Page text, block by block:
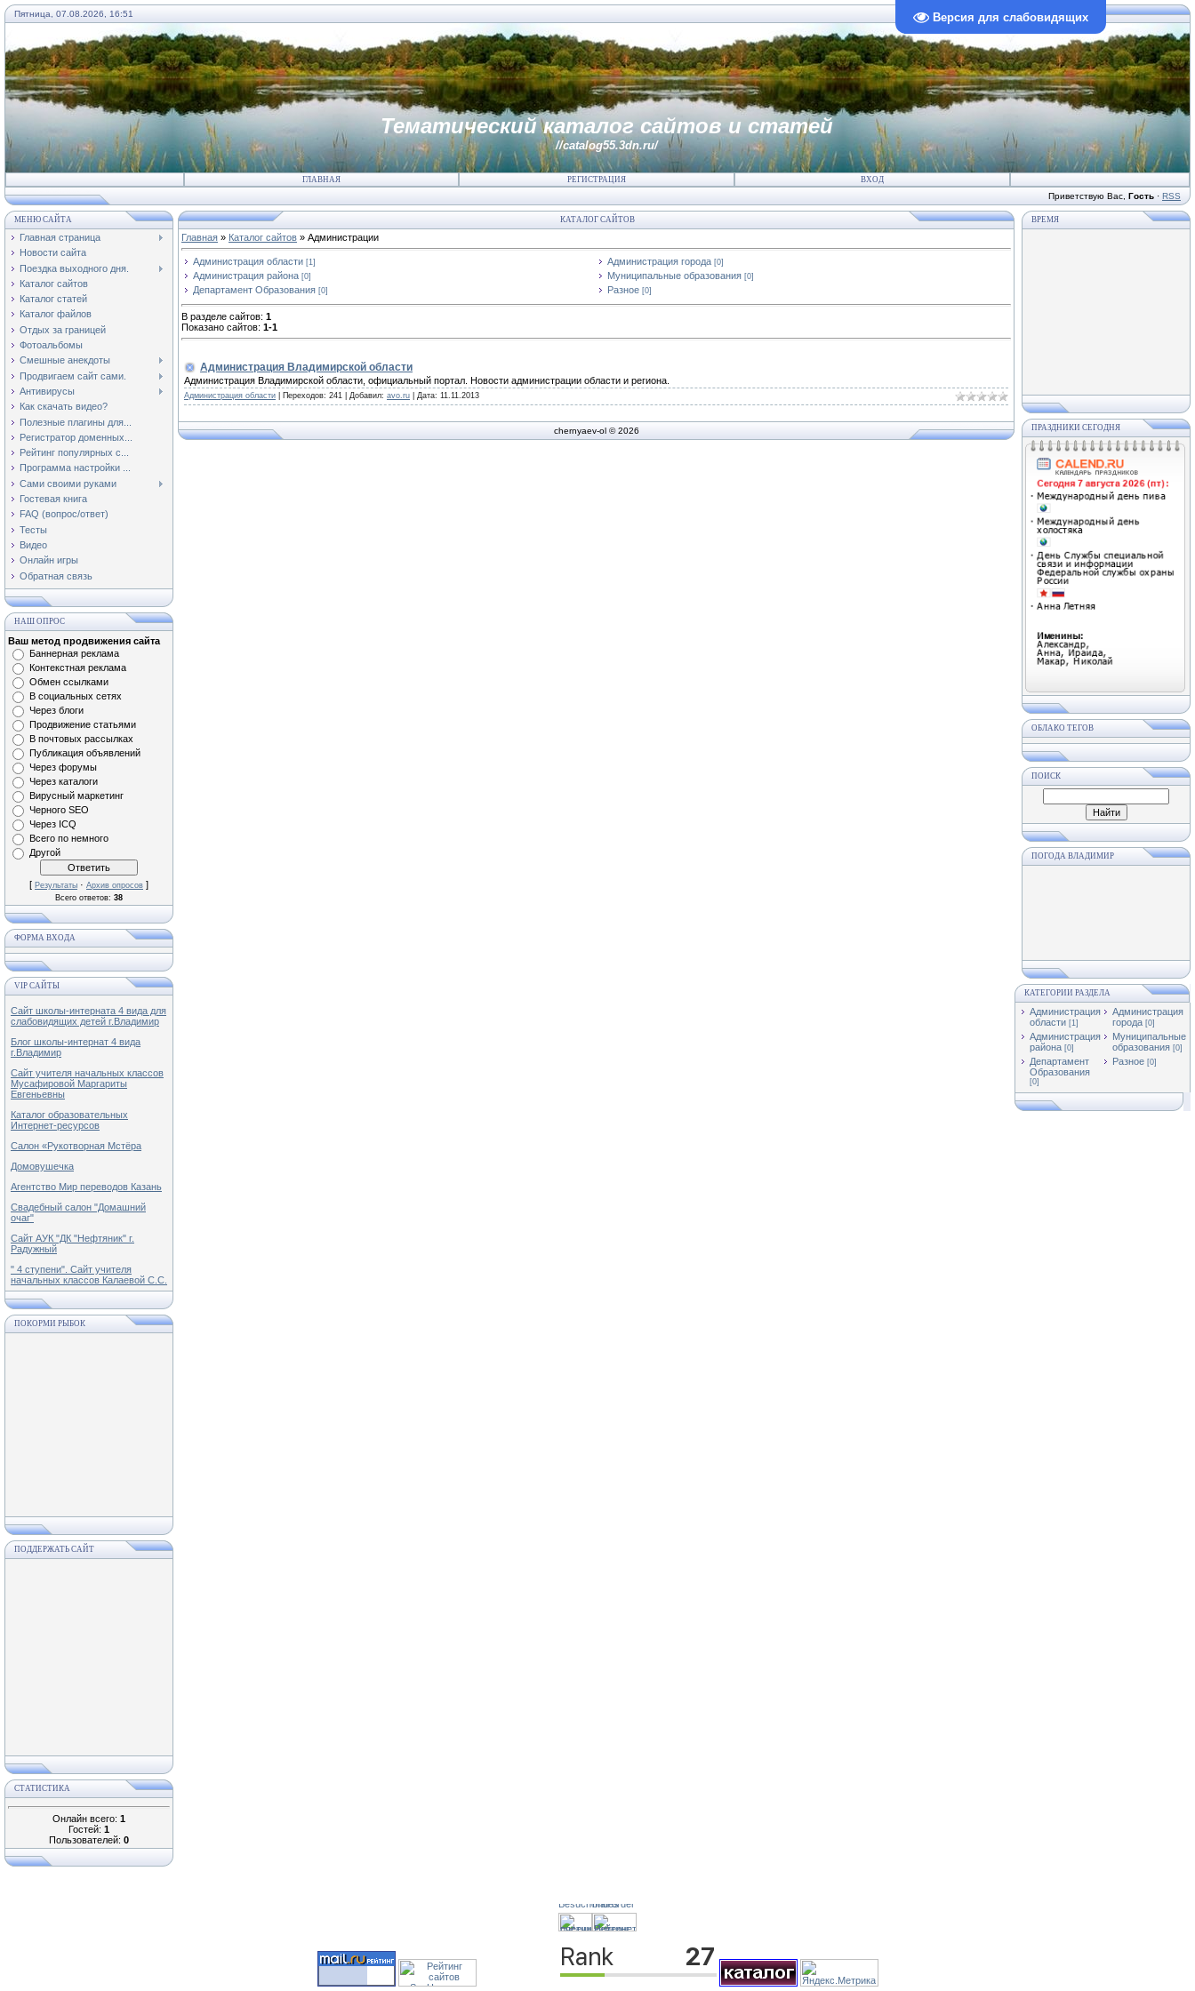
Версия для слабовидящих
Пятница, 07.08.2026, 16:51
Тематический каталог сайтов и статей
//catalog55.3dn.ru/
ГЛАВНАЯ РЕГИСТРАЦИЯ ВХОД
Приветствую Вас Гость · RSS
МЕНЮ САЙТА
Главная страница
Новости сайта
Поездка выходного дня.
Каталог сайтов
Каталог статей
Каталог файлов
Отдых за границей
Фотоальбомы
Смешные анекдоты
Продвигаем сайт сами.
Антивирусы
Как скачать видео?
Полезные плагины для...
Регистратор доменных...
Рейтинг популярных с...
Программа настройки ...
Сами своими руками
Гостевая книга
FAQ (вопрос/ответ)
Тесты
Видео
Онлайн игры
Обратная связь
НАШ ОПРОС
Ваш метод продвижения сайта
Баннерная реклама
Контекстная реклама
Обмен ссылками
В социальных сетях
Через блоги
Продвижение статьями
В почтовых рассылках
Публикация объявлений
Через форумы
Через каталоги
Вирусный маркетинг
Черного SEO
Через ICQ
Всего по немного
Другой
[ Результаты · Архив опросов ]
Всего ответов: 38
ФОРМА ВХОДА
VIP САЙТЫ
Сайт школы-интерната 4 вида для
слабовидящих детей г.Владимир
Блог школы-интернат 4 вида
г.Владимир
Сайт учителя начальных классов
Мусафировой Маргариты
Евгеньевны
Каталог образовательных
Интернет-ресурсов
Салон «Рукотворная Мстёра
Домовушечка
Агентство Мир переводов Казань
Свадебный салон "Домашний
очаг"
Сайт АУК "ДК "Нефтяник" г.
Радужный
" 4 ступени". Сайт учителя
начальных классов Калаевой С.С.
ПОКОРМИ РЫБОК
ПОДДЕРЖАТЬ САЙТ
СТАТИСТИКА
Онлайн всего: 1
Гостей: 1
Пользователей: 0
КАТАЛОГ САЙТОВ
Главная » Каталог сайтов » Администрации
Администрация области [1] Администрация города [0]
Администрация района [0] Муниципальные образования [0]
Департамент Образования [0] Разное [0]
В разделе сайтов: 1
Показано сайтов: 1-1
Администрация Владимирской области
Администрация Владимирской области, официальный портал. Новости администрации области и региона.
Администрация области | Переходов: 241 | Добавил: avo.ru | Дата: 11.11.2013
chernyaev-ol © 2026
ВРЕМЯ
ПРАЗДНИКИ СЕГОДНЯ
ОБЛАКО ТЕГОВ
ПОИСК
ПОГОДА ВЛАДИМИР
КАТЕГОРИИ РАЗДЕЛА
Администрация
области [1]
Администрация
города [0]
Администрация
района [0]
Муниципальные
образования [0]
Департамент
Образования
[0]
Разное [0]